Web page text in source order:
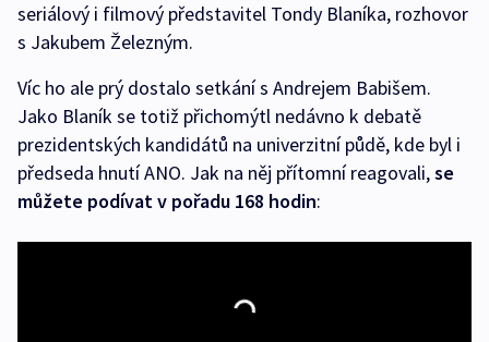
seriálový i filmový představitel Tondy Blaníka, rozhovor
s Jakubem Železným.
Víc ho ale prý dostalo setkání s Andrejem Babišem.
Jako Blaník se totiž přichomýtl nedávno k debatě
prezidentských kandidátů na univerzitní půdě, kde byl i
předseda hnutí ANO. Jak na něj přítomní reagovali,se
můžete podívat v pořadu 168 hodin: